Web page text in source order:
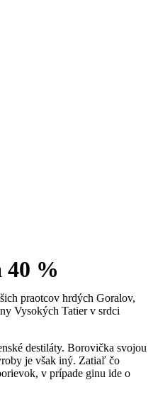
40 %
praotcov hrdých Goralov,
Vysokých Tatier v srdci
destiláty. Borovička svojou
je však iný. Zatiaľ čo
v prípade ginu ide o